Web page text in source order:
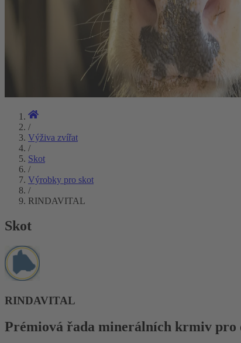
/
Výživa zvířat
/
Skot
/
Výrobky pro skot
/
RINDAVITAL
Skot
RINDAVITAL
Prémiová řada minerálních krmiv pro